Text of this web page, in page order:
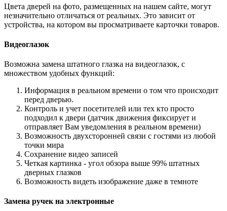
Цвета дверей на фото, размещенных на нашем сайте, могут
незначительно отличаться от реальных. Это зависит от
устройства, на котором вы просматриваете карточки товаров.
Видеоглазок
Возможна замена штатного глазка на видеоглазок, с
множеством удобных функций:
Информация в реальном времени о том что происходит
перед дверью.
Контроль и учет посетителей или тех кто просто
подходил к двери (датчик движения фиксирует и
отправляет Вам уведомления в реальном времени)
Возможность двухсторонней связи с гостями из любой
точки мира
Сохранение видео записей
Четкая картинка - угол обзора выше 99% штатных
дверных глазков
Возможность видеть изображение даже в темноте
Замена ручек на электронные